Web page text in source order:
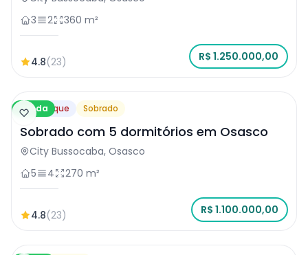
3
2 360 m²
4.8(23) R$ 1.250.000,00
Venda
Destaque Sobrado
Sobrado com 5 dormitórios em Osasco
City Bussocaba, Osasco
5
4 270 m²
4.8(23) R$ 1.100.000,00